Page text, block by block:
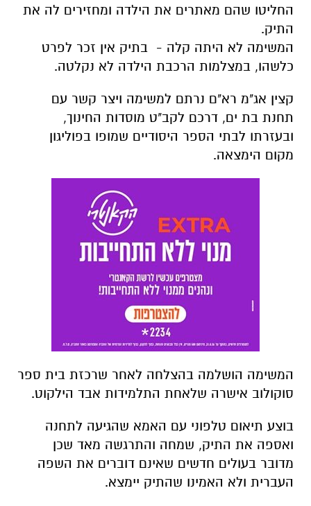
החליטו שהם מאתרים את הילדה ומחזירים לה את
התיק.
המשימה לא היתה קלה - בתיק אין זכר לפרט
כלשהו, במצלמות הרכבת הילדה לא נקלטה.
קצין אג"מ רא"ם נרתם למשימה ויצר קשר עם
תחנת בת ים, דרכם לקב"ט מוסדות החינוך,
ובעזרתו לבתי הספר היסודיים שמופו בפוליגון
מקום הימצאה.
המשימה הושלמה בהצלחה לאחר שרכזת בית ספר
סוקולוב אישרה שלאחת התלמידות אבד הילקוט.
בוצע תיאום טלפוני עם האמא שהגיעה לתחנה
ואספה את התיק, שמחה והתרגשה מאד שכן
מדובר בעולים חדשים שאינם דוברים את השפה
העברית ולא האמינו שהתיק יימצא.